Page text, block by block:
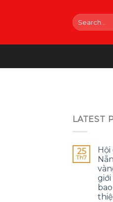
Search
for:
LATEST
25
Th7
Hội